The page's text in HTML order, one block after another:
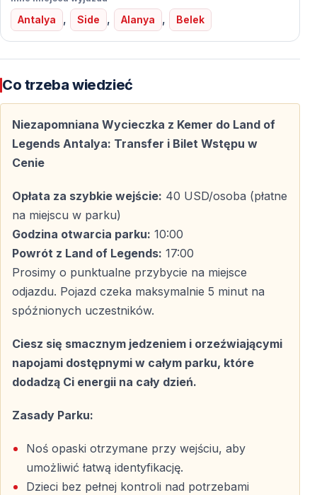
Strefy rodzinne i dla dzieci
Bezpieczne i kolorowe obszary zaprojektowane
specjalnie z myślą o najmłodszych gościach.
Gastronomia i zakupy
Na terenie parku dostępne są liczne restauracje, bary z
przekąskami oraz sklepy — idealne na przerwę między
atrakcjami.
Bezproblemowy transport i pełen komfort
Wycieczka rozpoczyna się odbiorem z hotelu w Kemer
i komfortowym przejazdem do Land of Legends. Po
całym dniu zabawy następuje powrót do hotelu — bez
stresu i zmęczenia związanego z organizacją
transportu.
Twórz niezapomniane wspomnienia
Kemer to coś więcej niż zwykły wypad — to dzień pełen
rodziną, partnerem lub przyjaciółmi. Idealne połączenie
emocji i relaksu czeka właśnie na Ciebie.
Antalya , Side , Alanya , Belek
Co trzeba wiedzieć
Niezapomniana Wycieczka z Kemer do Land of
Legends Antalya: Transfer i Bilet Wstępu w
Cenie
Opłata za szybkie wejście: 40 USD/osoba (płatne
na miejscu w parku)
Godzina otwarcia parku: 10:00
Powrót z Land of Legends: 17:00
Prosimy o punktualne przybycie na miejsce
odjazdu. Pojazd czeka maksymalnie 5 minut na
spóźnionych uczestników.
Ciesz się smacznym jedzeniem i orzeźwiającymi
napojami dostępnymi w całym parku, które
dodadzą Ci energii na cały dzień.
Zasady Parku:
Noś opaski otrzymane przy wejściu, aby
umożliwić łatwą identyfikację.
Dzieci bez pełnej kontroli nad potrzebami